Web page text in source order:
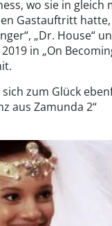
wo sie in gleich
Gastauftritt
„Dr. House“
in „On
zum Glück
aus Zamunda 2“